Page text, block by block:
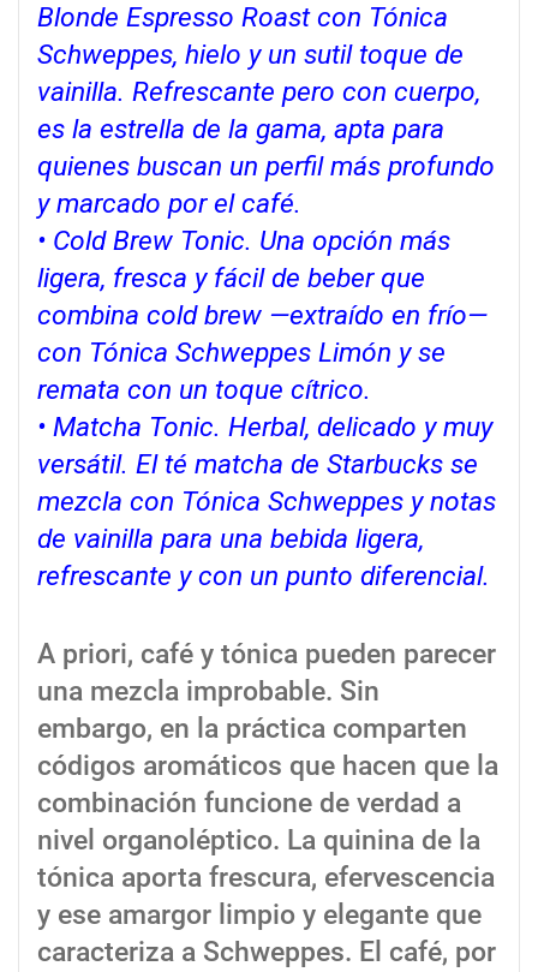
Blonde Espresso Roast con Tónica
Schweppes, hielo y un sutil toque de
vainilla. Refrescante pero con cuerpo,
es la estrella de la gama, apta para
quienes buscan un perfil más profundo
y marcado por el café.
• Cold Brew Tonic. Una opción más
ligera, fresca y fácil de beber que
combina cold brew —extraído en frío—
con Tónica Schweppes Limón y se
remata con un toque cítrico.
• Matcha Tonic. Herbal, delicado y muy
versátil. El té matcha de Starbucks se
mezcla con Tónica Schweppes y notas
de vainilla para una bebida ligera,
refrescante y con un punto diferencial.
A priori, café y tónica pueden parecer
una mezcla improbable. Sin
embargo, en la práctica comparten
códigos aromáticos que hacen que la
combinación funcione de verdad a
nivel organoléptico. La quinina de la
tónica aporta frescura, efervescencia
y ese amargor limpio y elegante que
caracteriza a Schweppes. El café, por